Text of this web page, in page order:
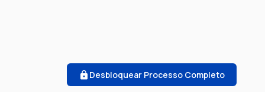
Desbloquear Processo Completo